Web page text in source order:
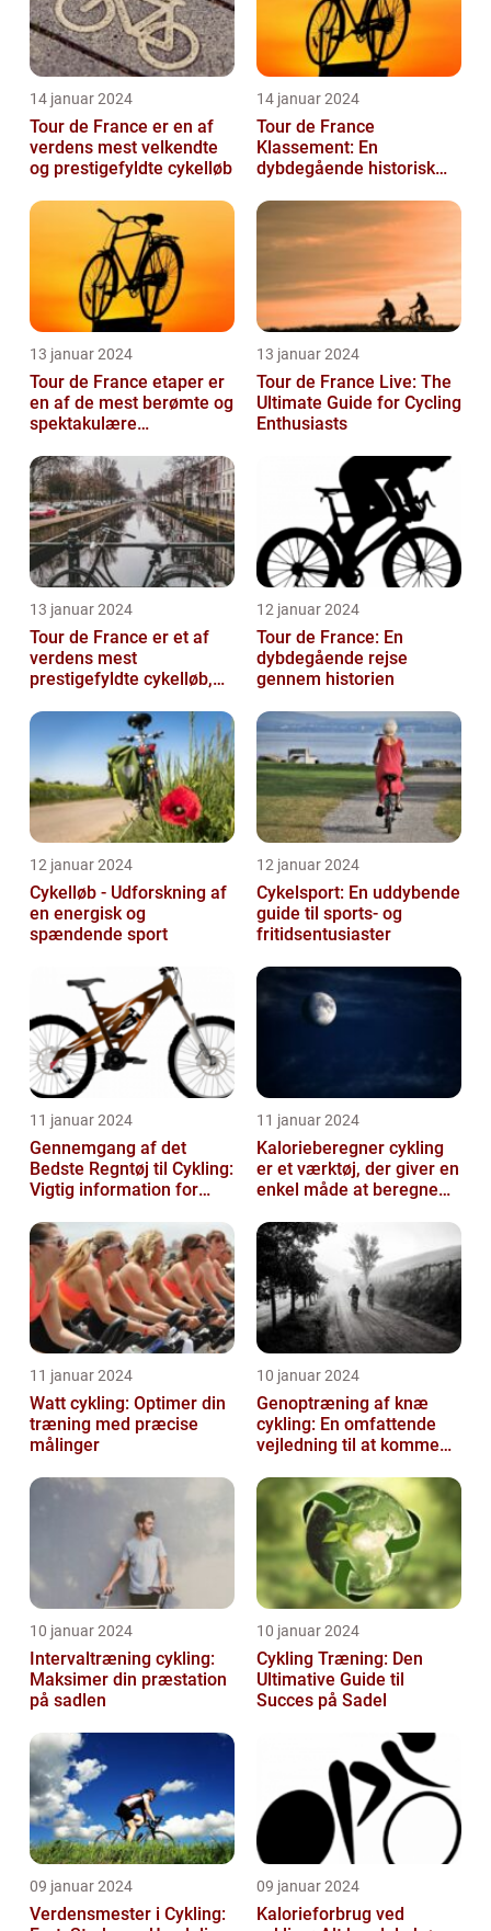
14 januar 2024
Tour de France er en af
verdens mest velkendte
og prestigefyldte cykelløb
14 januar 2024
Tour de France
Klassement: En
dybdegående historisk
13 januar 2024
Tour de France etaper er
en af de mest berømte og
spektakulære
professionel c...
13 januar 2024
Tour de France Live: The
Ultimate Guide for Cycling
Enthusiasts
13 januar 2024
Tour de France er et af
verdens mest
prestigefyldte cykelløb,
opmærksomhed fra
sports...
12 januar 2024
Tour de France: En
dybdegående rejse
gennem historien
12 januar 2024
Cykelløb - Udforskning af
en energisk og
spændende sport
12 januar 2024
Cykelsport: En uddybende
guide til sports- og
fritidsentusiaster
11 januar 2024
Gennemgang af det
Bedste Regntøj til Cykling:
Vigtig information for
Fritidsentusiaster
11 januar 2024
Kalorieberegner cykling
er et værktøj, der giver en
enkel måde at beregne
mængde k...
11 januar 2024
Watt cykling: Optimer din
træning med præcise
målinger
10 januar 2024
Genoptræning af knæ
cykling: En omfattende
vejledning til at komme
10 januar 2024
Intervaltræning cykling:
Maksimer din præstation
på sadlen
10 januar 2024
Cykling Træning: Den
Ultimative Guide til
Succes på Sadel
09 januar 2024
Verdensmester i Cykling:
09 januar 2024
Kalorieforbrug ved